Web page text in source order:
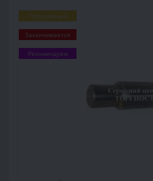
Популярный
Заканчивается
Рекомендуем